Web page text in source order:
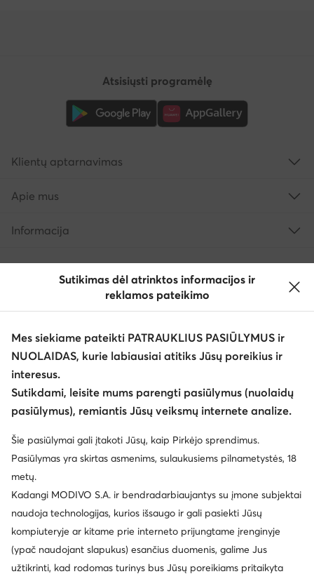
Atsisiųsti programėlę
Klientų aptarnavimas
Apie mus
Informacija
© eavalyne.lt 2026
Taisyklės
Pakeisti nustatymus
Privatumo politika
Duomenų apsauga
Sutikimas dėl atrinktos informacijos ir
reklamos pateikimo
Mes siekiame pateikti PATRAUKLIUS PASIŪLYMUS ir
NUOLAIDAS, kurie labiausiai atitiks Jūsų poreikius ir
interesus.
Sutikdami, leisite mums parengti pasiūlymus (nuolaidų
pasiūlymus), remiantis Jūsų veiksmų internete analize.
Šie pasiūlymai gali įtakoti Jūsų, kaip Pirkėjo sprendimus.
Pasiūlymas yra skirtas asmenims, sulaukusiems pilnametystės, 18
metų.
Kadangi MODIVO S.A. ir bendradarbiaujantys su įmone subjektai
naudoja technologijas, kurios išsaugo ir gali pasiekti Jūsų
kompiuteryje ar kitame prie interneto prijungtame įrenginyje
(ypač naudojant slapukus) esančius duomenis, galime Jus
užtikrinti, kad rodomas turinys bus Jūsų poreikiams pritaikyta